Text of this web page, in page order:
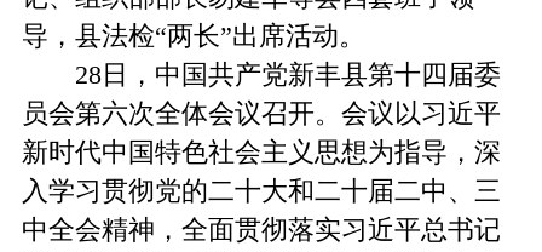
导，县法检“两长”出席活动。
28日，中国共产党新丰县第十四届委
员会第六次全体会议召开。会议以习近平
新时代中国特色社会主义思想为指导，深
入学习贯彻党的二十大和二十届二中、三
中全会精神，全面贯彻落实习近平总书记